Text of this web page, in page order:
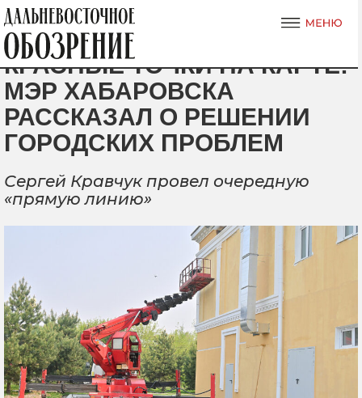
КРАСНЫЕ ТОЧКИ НА КАРТЕ:
МЭР ХАБАРОВСКА
РАССКАЗАЛ О РЕШЕНИИ
ГОРОДСКИХ ПРОБЛЕМ
Сергей Кравчук провел очередную
«прямую линию»